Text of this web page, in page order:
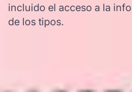
incluido el acceso a la
de los tipos.